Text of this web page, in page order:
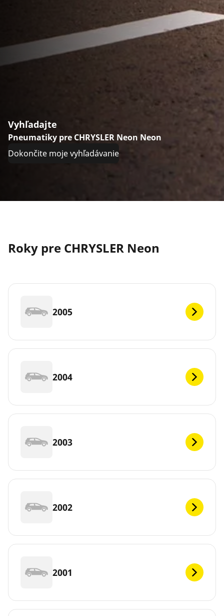
Vyhľadajte
Pneumatiky pre CHRYSLER Neon Neon
Dokončite moje vyhľadávanie
Roky pre CHRYSLER Neon
2005
2004
2003
2002
2001